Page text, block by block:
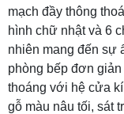
mạch đầy thông
hình chữ nhật và 6
nhiên mang đến sự
phòng bếp đơn
thoáng với hệ cửa
gỗ màu nâu tối, sát